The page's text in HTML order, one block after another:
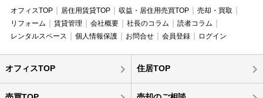
オフィスTOP 居住用賃貸TOP 収益・居住用売買TOP
売却・買取
リフォーム
賃貸管理 会社概要 社長のコラム
読者コラム
レンタルスペース
個人情報保護 お問合せ 会員登録 ログイン
オフィスTOP 住居TOP